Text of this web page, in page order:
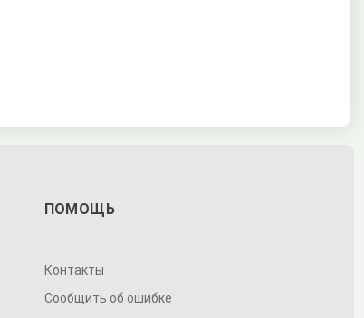
ПОМОЩЬ
Контакты
Сообщить об ошибке